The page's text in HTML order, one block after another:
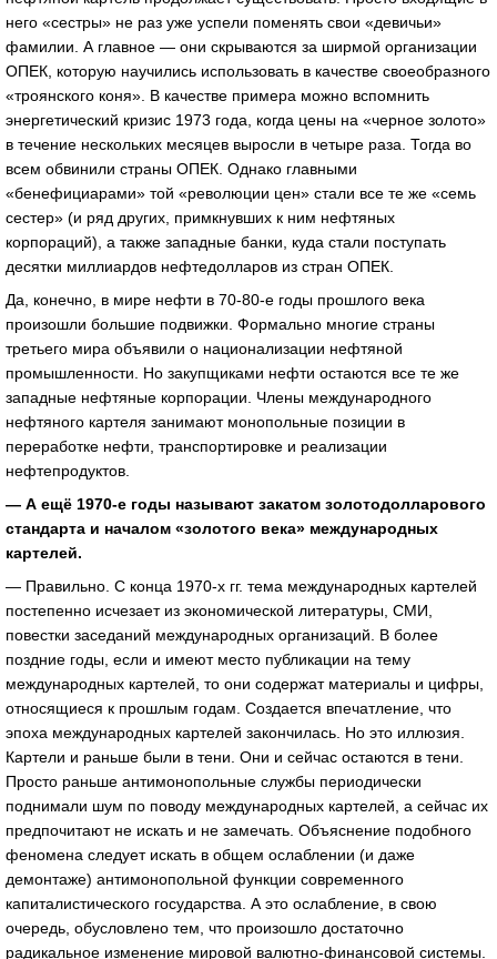
него «сестры» не раз уже успели поменять свои «девичьи»
фамилии. А главное — они скрываются за ширмой организации
ОПЕК, которую научились использовать в качестве своеобразного
«троянского коня». В качестве примера можно вспомнить
энергетический кризис 1973 года, когда цены на «черное золото»
в течение нескольких месяцев выросли в четыре раза. Тогда во
всем обвинили страны ОПЕК. Однако главными
«бенефициарами» той «революции цен» стали все те же «семь
сестер» (и ряд других, примкнувших к ним нефтяных
корпораций), а также западные банки, куда стали поступать
десятки миллиардов нефтедолларов из стран ОПЕК.
Да, конечно, в мире нефти в 70-80-е годы прошлого века
произошли большие подвижки. Формально многие страны
третьего мира объявили о национализации нефтяной
промышленности. Но закупщиками нефти остаются все те же
западные нефтяные корпорации. Члены международного
нефтяного картеля занимают монопольные позиции в
переработке нефти, транспортировке и реализации
нефтепродуктов.
— А ещё 1970-е годы называют закатом золотодолларового
стандарта и началом «золотого века» международных
картелей.
— Правильно. С конца 1970-х гг. тема международных картелей
постепенно исчезает из экономической литературы, СМИ,
повестки заседаний международных организаций. В более
поздние годы, если и имеют место публикации на тему
международных картелей, то они содержат материалы и цифры,
относящиеся к прошлым годам. Создается впечатление, что
эпоха международных картелей закончилась. Но это иллюзия.
Картели и раньше были в тени. Они и сейчас остаются в тени.
Просто раньше антимонопольные службы периодически
поднимали шум по поводу международных картелей, а сейчас их
предпочитают не искать и не замечать. Объяснение подобного
феномена следует искать в общем ослаблении (и даже
демонтаже) антимонопольной функции современного
капиталистического государства. А это ослабление, в свою
очередь, обусловлено тем, что произошло достаточно
радикальное изменение мировой валютно-финансовой системы.